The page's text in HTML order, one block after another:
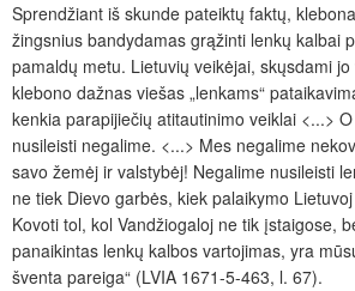
Sprendžiant iš skunde pateiktų faktų,
žingsnius bandydamas grąžinti lenkų kalbai
pamaldų metu. Lietuvių veikėjai, skųsdami jo
klebono dažnas viešas „lenkams“
kenkia parapijiečių atitautinimo veiklai <...>
nusileisti negalime. <...> Mes negalime
savo žemėj ir valstybėj! Negalime nusileisti
ne tiek Dievo garbės, kiek palaikymo
Kovoti tol, kol Vandžiogaloj ne tik įstaigose,
panaikintas lenkų kalbos vartojimas, yra
šventa pareiga“ (LVIA 1671-5-463, l. 67).